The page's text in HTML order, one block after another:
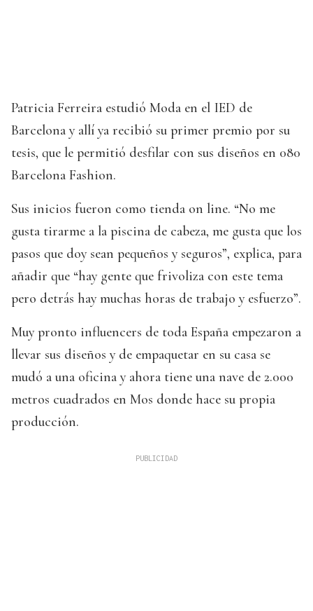
Patricia Ferreira estudió Moda en el IED de
Barcelona y allí ya recibió su primer premio por su
tesis, que le permitió desfilar con sus diseños en 080
Barcelona Fashion.
Sus inicios fueron como tienda on line. “No me
gusta tirarme a la piscina de cabeza, me gusta que los
pasos que doy sean pequeños y seguros”, explica, para
añadir que “hay gente que frivoliza con este tema
pero detrás hay muchas horas de trabajo y esfuerzo”.
Muy pronto influencers de toda España empezaron a
llevar sus diseños y de empaquetar en su casa se
mudó a una oficina y ahora tiene una nave de 2.000
metros cuadrados en Mos donde hace su propia
producción.